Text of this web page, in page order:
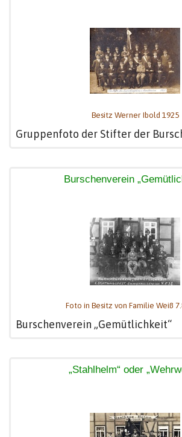
Besitz Werner Ibold 1925
Gruppenfoto der Stifter der
Burschenverein
Foto in Besitz von Familie Weiß
Burschenverein „Gemütlichkeit“
„Stahlhelm“ oder